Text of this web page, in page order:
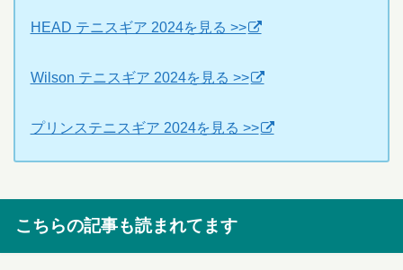
HEAD テニスギア 2024を見る >>
Wilson テニスギア 2024を見る >>
プリンステニスギア 2024を見る >>
こちらの記事も読まれてます